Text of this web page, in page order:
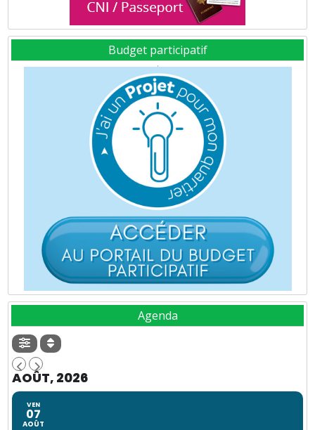
Budget participatif
Agenda
AOÛT, 2026
VEN
07
AOÛT